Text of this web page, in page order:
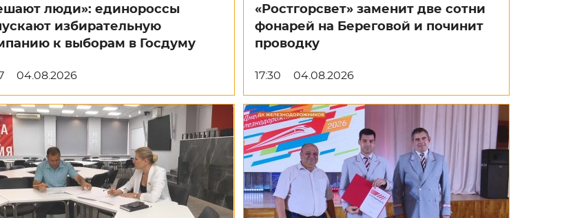
люди»: единороссы
избирательную
к выборам в Госдуму
04.08.2026
«Ростгорсвет» заменит две сотни
фонарей на Береговой и починит
проводку
17:30 04.08.2026